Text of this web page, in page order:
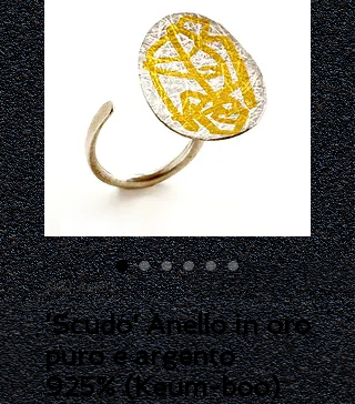
SKU: Ank03
'Scudo' Anello in oro
puro e argento
925% (Keum-boo)